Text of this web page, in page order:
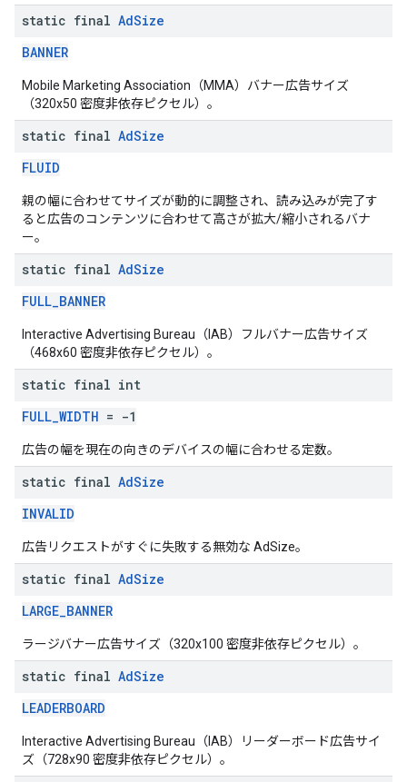
static final AdSize
BANNER
Mobile Marketing Association（MMA）バナー広告サイズ
（320x50 密度非依存ピクセル）。
static final AdSize
FLUID
親の幅に合わせてサイズが動的に調整され、読み込みが完了す
ると広告のコンテンツに合わせて高さが拡大/縮小されるバナ
ー。
static final AdSize
FULL_BANNER
Interactive Advertising Bureau（IAB）フルバナー広告サイズ
（468x60 密度非依存ピクセル）。
static final int
FULL_WIDTH = -1
広告の幅を現在の向きのデバイスの幅に合わせる定数。
static final AdSize
INVALID
広告リクエストがすぐに失敗する無効な AdSize。
static final AdSize
LARGE_BANNER
ラージバナー広告サイズ（320x100 密度非依存ピクセル）。
static final AdSize
LEADERBOARD
Interactive Advertising Bureau（IAB）リーダーボード広告サイ
ズ（728x90 密度非依存ピクセル）。